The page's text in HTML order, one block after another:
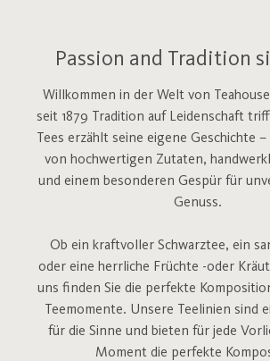
Passion and Tradition
Willkommen in der Welt von
seit 1879 Tradition auf Leidenschaft
Tees erzählt seine eigene Geschichte
von hochwertigen Zutaten,
und einem besonderen Gespür für
Genuss.
Ob ein kraftvoller Schwarztee, ein
oder eine herrliche Früchte -oder
uns finden Sie die perfekte
Teemomente. Unsere Teelinien sind
für die Sinne und bieten für jede
Moment die perfekte